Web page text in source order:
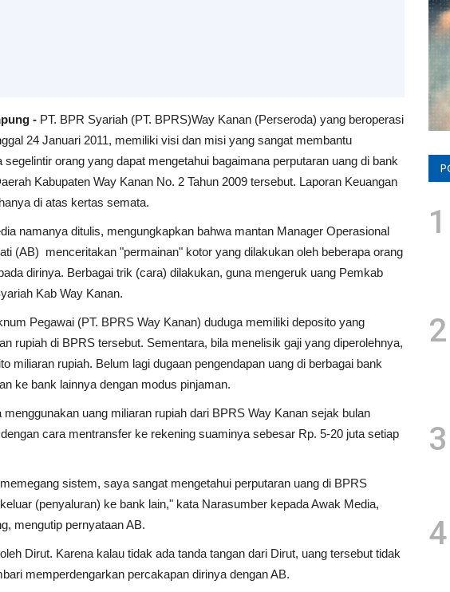
- PT. BPR Syariah (PT. BPRS)Way Kanan (Perseroda) yang beroperasi
24 Januari 2011, memiliki visi dan misi yang sangat membantu
orang yang dapat mengetahui bagaimana perputaran uang di bank
Kabupaten Way Kanan No. 2 Tahun 2009 tersebut. Laporan Keuangan
di atas kertas semata.
namanya ditulis, mengungkapkan bahwa mantan Manager Operasional
(AB) menceritakan "permainan" kotor yang dilakukan oleh beberapa orang
dirinya. Berbagai trik (cara) dilakukan, guna mengeruk uang Pemkab
Kab Way Kanan.
Pegawai (PT. BPRS Way Kanan) duduga memiliki deposito yang
rupiah di BPRS tersebut. Sementara, bila menelisik gaji yang diperolehnya,
miliaran rupiah. Belum lagi dugaan pengendapan uang di berbagai bank
ke bank lainnya dengan modus pinjaman.
uang miliaran rupiah dari BPRS Way Kanan sejak bulan
cara mentransfer ke rekening suaminya sebesar Rp. 5-20 juta setiap
sistem, saya sangat mengetahui perputaran uang di BPRS
(penyaluran) ke bank lain," kata Narasumber kepada Awak Media,
mengutip pernyataan AB.
Dirut. Karena kalau tidak ada tanda tangan dari Dirut, uang tersebut tidak
memperdengarkan percakapan dirinya dengan AB.
1
2
3
4